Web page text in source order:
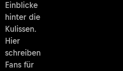
Einblicke
hinter die
Kulissen.
Hier
schreiben
Fans für